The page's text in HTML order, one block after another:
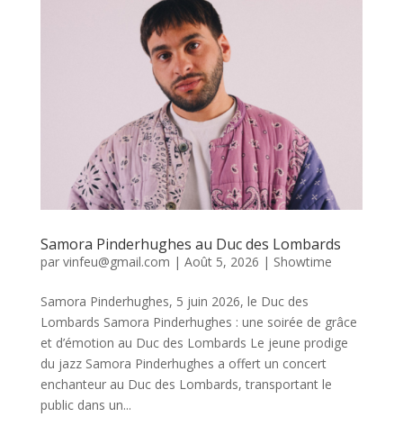
Samora Pinderhughes au Duc des Lombards
par vinfeu@gmail.com | Août 5, 2026 | Showtime
Samora Pinderhughes, 5 juin 2026, le Duc des
Lombards Samora Pinderhughes : une soirée de grâce
et d’émotion au Duc des Lombards Le jeune prodige
du jazz Samora Pinderhughes a offert un concert
enchanteur au Duc des Lombards, transportant le
public dans un...